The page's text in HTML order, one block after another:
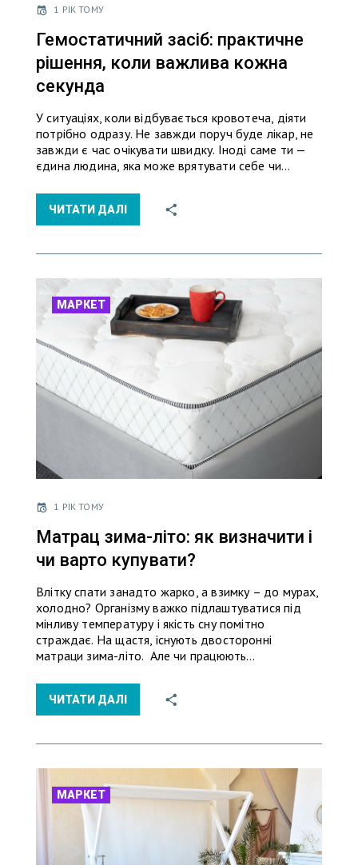
1 РІК ТОМУ
Гемостатичний засіб: практичне
рішення, коли важлива кожна
секунда
У ситуаціях, коли відбувається кровотеча, діяти
потрібно одразу. Не завжди поруч буде лікар, не
завжди є час очікувати швидку. Іноді саме ти —
єдина людина, яка може врятувати себе чи…
ЧИТАТИ ДАЛІ
МАРКЕТ
1 РІК ТОМУ
Матрац зима-літо: як визначити і
чи варто купувати?
Влітку спати занадто жарко, а взимку – до мурах,
холодно? Організму важко підлаштуватися під
мінливу температуру і якість сну помітно
страждає. На щастя, існують двосторонні
матраци зима-літо. Але чи працюють…
ЧИТАТИ ДАЛІ
МАРКЕТ